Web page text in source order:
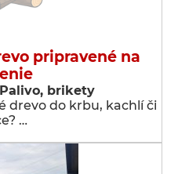
pripravené na
brikety
drevo do krbu, kachlí či
…